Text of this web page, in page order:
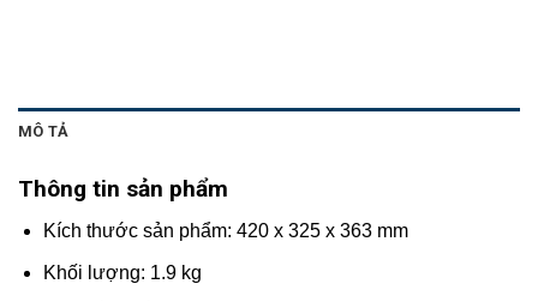
MÔ TẢ
Thông tin sản phẩm
Kích thước sản phẩm: 420 x 325 x 363 mm
Khối lượng: 1.9 kg